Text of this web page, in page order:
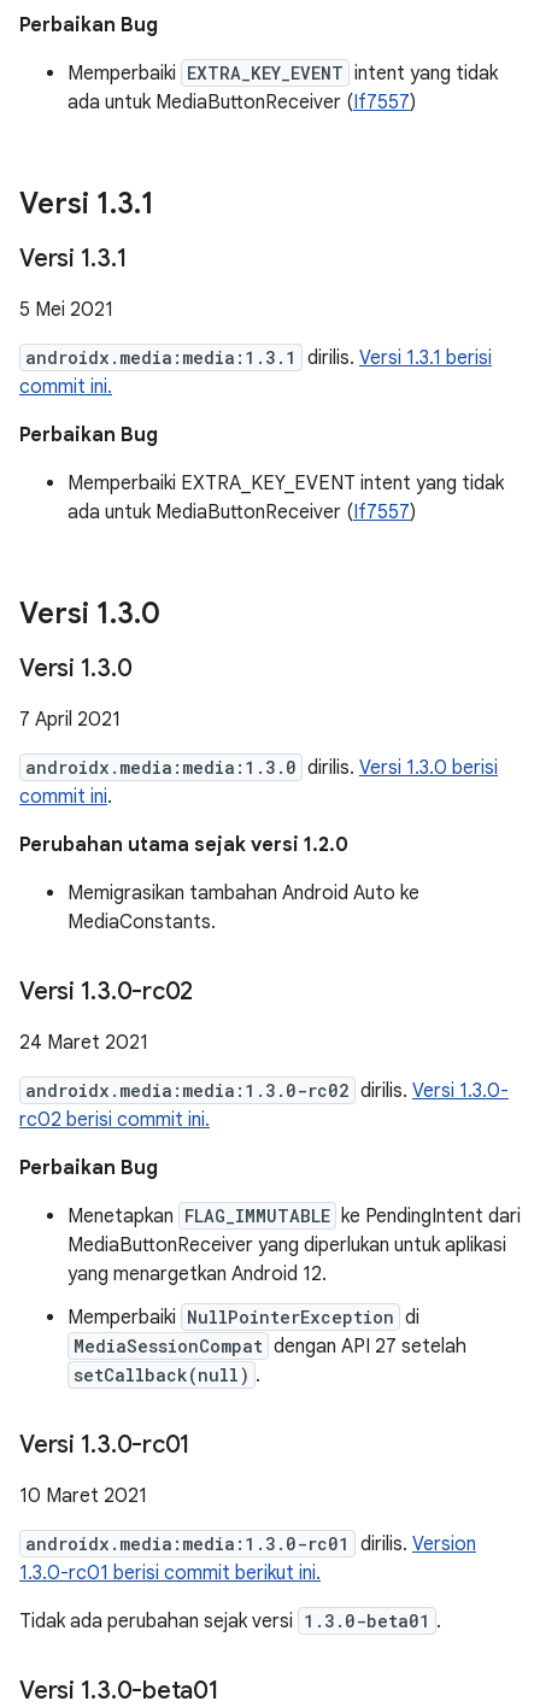
Perbaikan Bug
Memperbaiki EXTRA_KEY_EVENT intent yang tidak
ada untuk MediaButtonReceiver (If7557)
Versi 1.3.1
Versi 1.3.1
5 Mei 2021
androidx.media:media:1.3.1 dirilis. Versi 1.3.1 berisi
commit ini.
Perbaikan Bug
Memperbaiki EXTRA_KEY_EVENT intent yang tidak
ada untuk MediaButtonReceiver (If7557)
Versi 1.3.0
Versi 1.3.0
7 April 2021
androidx.media:media:1.3.0 dirilis. Versi 1.3.0 berisi
commit ini.
Perubahan utama sejak versi 1.2.0
Memigrasikan tambahan Android Auto ke
MediaConstants.
Versi 1.3.0-rc02
24 Maret 2021
androidx.media:media:1.3.0-rc02 dirilis. Versi 1.3.0-
rc02 berisi commit ini.
Perbaikan Bug
Menetapkan FLAG_IMMUTABLE ke PendingIntent dari
MediaButtonReceiver yang diperlukan untuk aplikasi
yang menargetkan Android 12.
Memperbaiki NullPointerException di
MediaSessionCompat dengan API 27 setelah
setCallback(null) .
Versi 1.3.0-rc01
10 Maret 2021
androidx.media:media:1.3.0-rc01 dirilis. Version
1.3.0-rc01 berisi commit berikut ini.
Tidak ada perubahan sejak versi 1.3.0-beta01 .
Versi 1.3.0-beta01